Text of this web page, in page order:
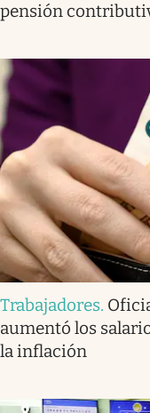
pensión
Trabajadores.
aumentó los
la inflación